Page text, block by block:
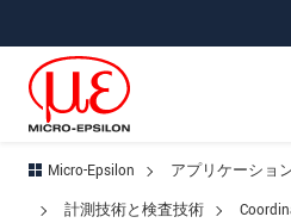
Micro-Epsilon アプリケーショ
計測技術と検査技術